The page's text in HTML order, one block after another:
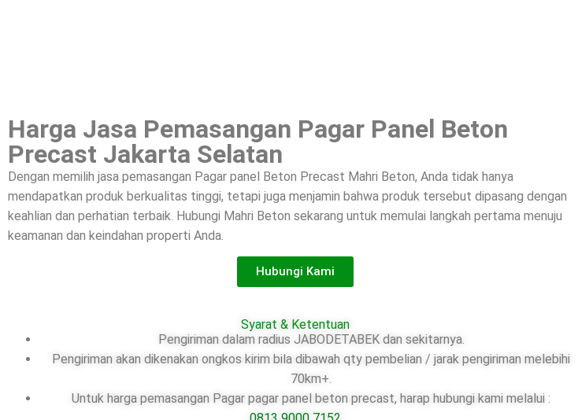
Harga Jasa Pemasangan Pagar Panel Beton
Precast Jakarta Selatan
Dengan memilih jasa pemasangan Pagar panel Beton Precast Mahri Beton, Anda tidak hanya
mendapatkan produk berkualitas tinggi, tetapi juga menjamin bahwa produk tersebut dipasang dengan
keahlian dan perhatian terbaik. Hubungi Mahri Beton sekarang untuk memulai langkah pertama menuju
keamanan dan keindahan properti Anda.
Hubungi Kami
Syarat & Ketentuan
Pengiriman dalam radius JABODETABEK dan sekitarnya.
Pengiriman akan dikenakan ongkos kirim bila dibawah qty pembelian / jarak pengiriman melebihi
70km+.
Untuk harga pemasangan Pagar pagar panel beton precast, harap hubungi kami melalui :